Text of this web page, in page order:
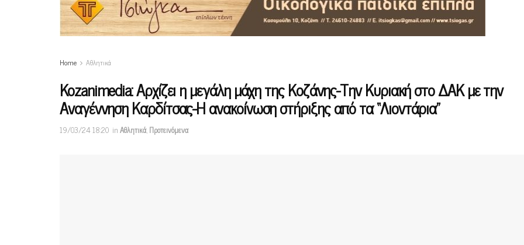
Home Αθλητικά
Kozanimedia: Αρχίζει η μεγάλη μάχη της Κοζάνης-Την Κυριακή στο ΔΑΚ με την
Αναγέννηση Καρδίτσας-Η ανακοίνωση στήριξης από τα “Λιοντάρια”
19/03/24 18:20 inΑθλητικά,Προτεινόμενα